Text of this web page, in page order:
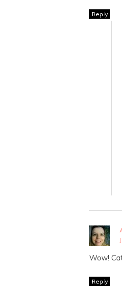
Reply
Wow!
Reply